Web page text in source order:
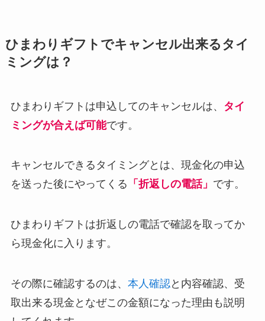
ひまわりギフトでキャンセル出来るタイ
ミングは？
ひまわりギフトは申込してのキャンセルは、
タイ
ミングが合えば可能です。
キャンセルできるタイミングとは、現金化の申込
を送った後にやってくる 「折返しの電話」 です。
ひまわりギフトは折返しの電話で確認を取ってか
ら現金化に入ります。
その際に確認するのは、 本人確認と内容確認、受
取出来る現金となぜこの金額になった理由も説明